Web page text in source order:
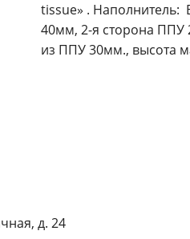
tissue» . Наполнитель:
40мм, 2-я сторона ППУ
из ППУ 30мм., высота
д. 24